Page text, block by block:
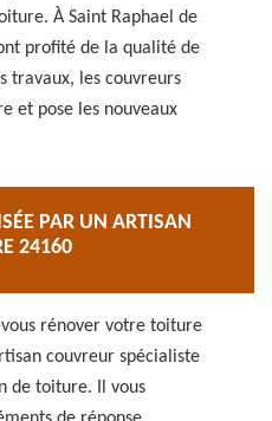
À Saint Raphael de
profité de la qualité de
travaux, les couvreurs
et pose les nouveaux
PAR UN ARTISAN
24160
rénover votre toiture
couvreur spécialiste
de toiture. Il vous